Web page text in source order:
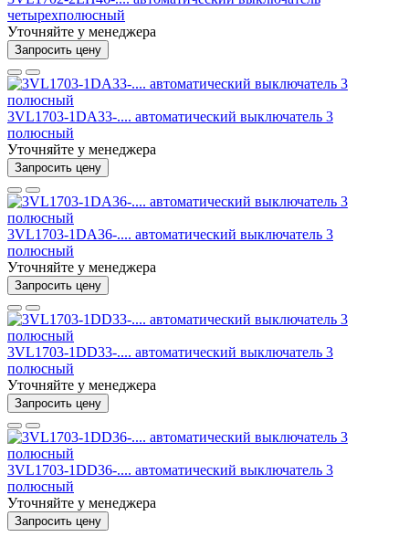
четырехполюсный
Уточняйте у менеджера
Запросить цену
3VL1703-1DA33-.... автоматический выключатель 3
полюсный
Уточняйте у менеджера
Запросить цену
3VL1703-1DA36-.... автоматический выключатель 3
полюсный
Уточняйте у менеджера
Запросить цену
3VL1703-1DD33-.... автоматический выключатель 3
полюсный
Уточняйте у менеджера
Запросить цену
3VL1703-1DD36-.... автоматический выключатель 3
полюсный
Уточняйте у менеджера
Запросить цену